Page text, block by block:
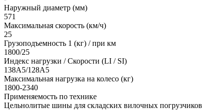
Наружный диаметр (мм)
571
Максимальная скорость (км/ч)
25
Грузоподъемность 1 (кг) / при км
1800/25
Индекс нагрузки / Скорости (LI / SI)
138A5/128A5
Максимальная нагрузка на колесо (кг)
1800-2340
Применяемость по технике
Цельнолитые шины для складских вилочных погрузчиков